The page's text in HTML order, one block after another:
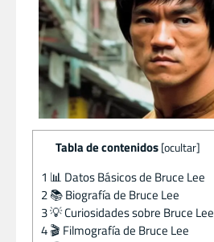
Tabla de contenidos [ocultar]
1 📊 Datos Básicos de Bruce Lee
2📚 Biografía de Bruce Lee
3💡 Curiosidades sobre Bruce Lee
4🎬 Filmografía de Bruce Lee